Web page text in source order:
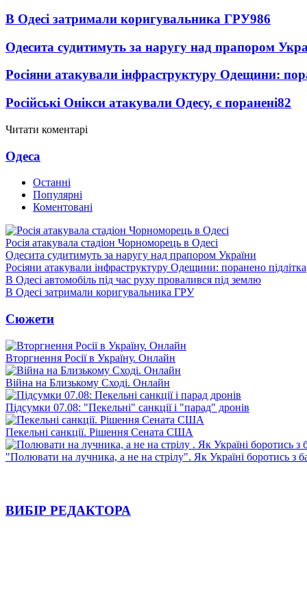
В Одесі затримали коригувальника ГРУ986
Одесита судитимуть за наругу над прапором
Росіяни атакували інфраструктуру Одещини:
Російські Онікси атакували Одесу, є поранені82
Читати коментарі
Одеса
Останні
Популярні
Коментовані
Росія атакувала стадіон Чорноморець в Одесі
Одесита судитимуть за наругу над прапором України
Росіяни атакували інфраструктуру Одещини: поранено підлітка
В Одесі автомобіль під час руху провалився під землю
В Одесі затримали коригувальника ГРУ
Сюжети
Вторгнення Росії в Україну. Онлайн
Війна на Близькому Сході. Онлайн
Підсумки 07.08: "Пекельні" санкції і "парад" дронів
Пекельні санкції. Рішення Сената США
"Полювати на лучника, а не на стрілу". Як Україні боротись з
ВИБІР РЕДАКТОРА